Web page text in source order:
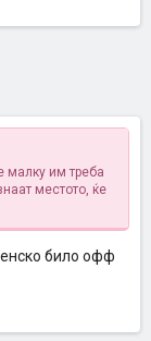
малку им треба
местото, ќе
било офф